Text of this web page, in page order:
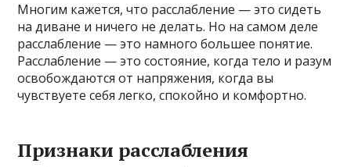
Многим кажется, что расслабление — это сидеть
на диване и ничего не делать. Но на самом деле
расслабление — это намного большее понятие.
Расслабление — это состояние, когда тело и разум
освобождаются от напряжения, когда вы
чувствуете себя легко, спокойно и комфортно.
Признаки расслабления